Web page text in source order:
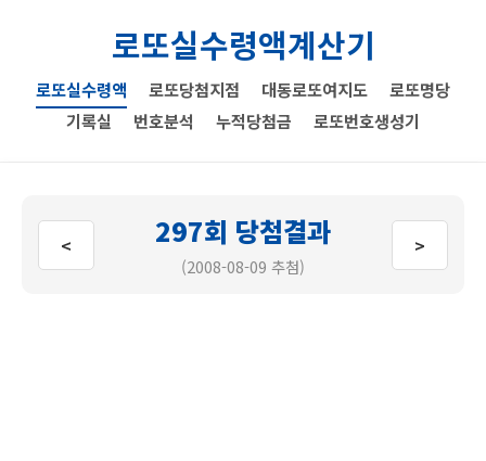
로또실수령액계산기
로또실수령액 로또당첨지점 대동로또여지도
로또명당
기록실
번호분석 누적당첨금 로또번호생성기
< 297회 당첨결과
(2008-08-09 추첨)
>